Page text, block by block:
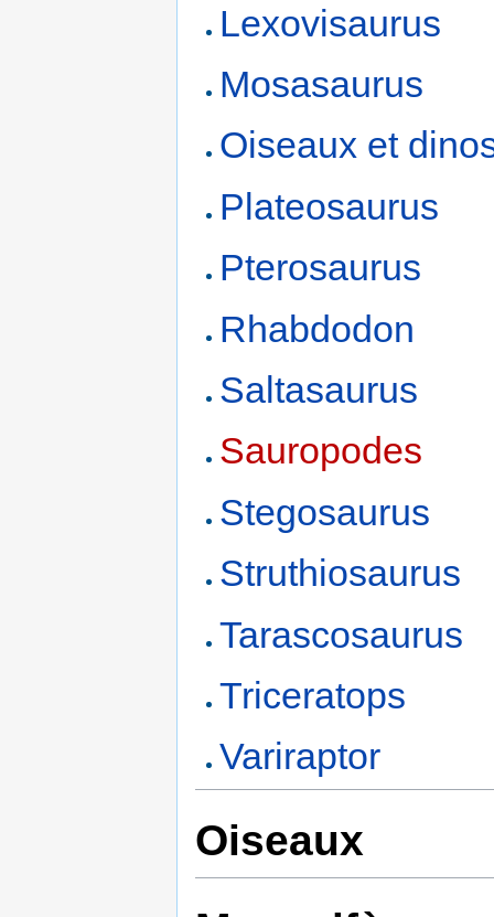
Lexovisaurus
Mosasaurus
Oiseaux et
Plateosaurus
Pterosaurus
Rhabdodon
Saltasaurus
Sauropodes
Stegosaurus
Struthiosaurus
Tarascosaurus
Triceratops
Variraptor
Oiseaux